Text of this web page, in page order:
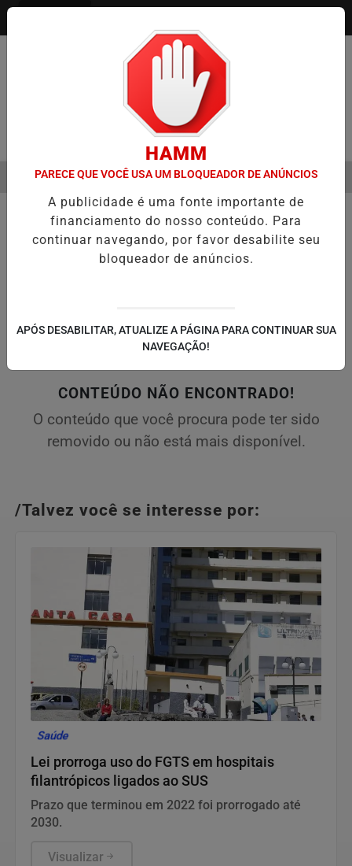
Pesquisar Notícia
DO CÂNCER DE CABEÇA E PESCOÇO EVOLUI E AMPLIA
EM ALTA
MENU
CONTEÚDO NÃO ENCONTRADO!
O conteúdo que você procura pode ter sido
removido ou não está mais disponível.
/Talvez você se interesse por:
Saúde
Lei prorroga uso do FGTS em hospitais
filantrópicos ligados ao SUS
Prazo que terminou em 2022 foi prorrogado até
2030.
Visualizar
HAMM
PARECE QUE VOCÊ USA UM BLOQUEADOR DE ANÚNCIOS
A publicidade é uma fonte importante de
financiamento do nosso conteúdo. Para
continuar navegando, por favor desabilite seu
bloqueador de anúncios.
APÓS DESABILITAR, ATUALIZE A PÁGINA PARA CONTINUAR SUA
NAVEGAÇÃO!